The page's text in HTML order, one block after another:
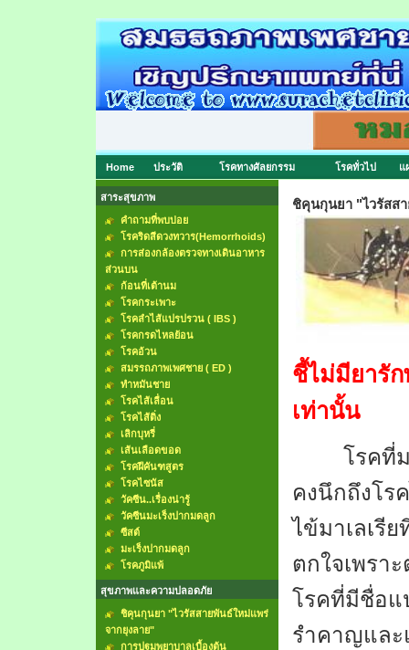
Home ประวัติ โรคทางศัลยกรรม โรคทั่วไป แ
สาระสุขภาพ
คำถามที่พบบ่อย
โรคริดสีดวงทวาร(Hemorrhoids)
การส่องกล้องตรวจทางเดินอาหาร
ส่วนบน
ก้อนที่เต้านม
โรคกระเพาะ
โรคลำไส้แปรปรวน ( IBS )
โรคกรดไหลย้อน
โรคอ้วน
สมรรถภาพเพศชาย ( ED )
ทำหมันชาย
โรคไส้เลื่อน
โรคไส้ติ่ง
เลิกบุหรี่
เส้นเลือดขอด
โรคฝีคันฑสูตร
โรคไซนัส
วัคซีน..เรื่องน่ารู้
วัคซีนมะเร็งปากมดลูก
ซีสต์
มะเร็งปากมดลูก
โรคภูมิแพ้
สุขภาพและความปลอดภัย
ชิคุนกุนยา "ไวรัสสายพันธ์ใหม่แพร่
จากยุงลาย"
การปฐมพยาบาลเบื้องต้น
ชิคุนกุนยา "ไวรัสส
ชี้ไม่มียารั
เท่านั้น
โรคที่
คงนึกถึงโร
ไข้มาเลเรีย
ตกใจเพรา
โรคที่มีชื่อแ
รำคาญและ